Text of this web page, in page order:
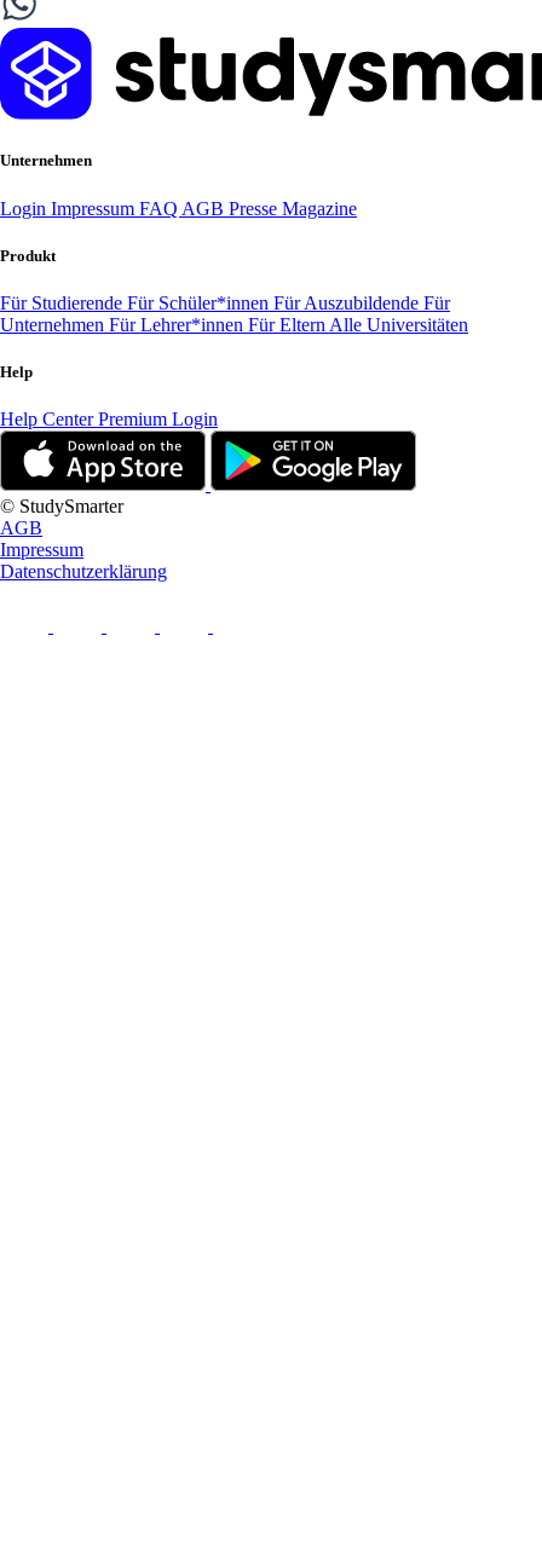
Unternehmen
Login Impressum FAQ AGB Presse Magazine
Produkt
Für Studierende Für Schüler*innen Für Auszubildende Für
Unternehmen Für Lehrer*innen Für Eltern Alle Universitäten
Help
Help CenterPremium Login
© StudySmarter
AGB
Impressum
Datenschutzerklärung